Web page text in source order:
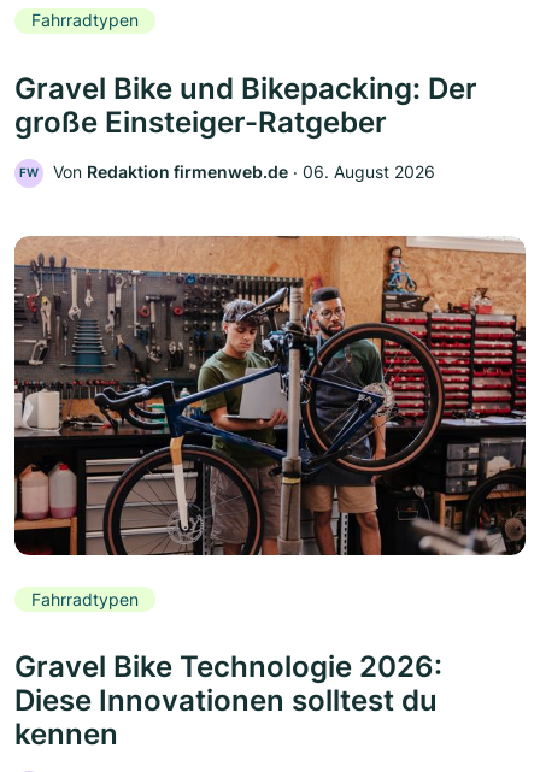
Fahrradtypen
Gravel Bike und Bikepacking: Der
große Einsteiger-Ratgeber
FW Von Redaktion firmenweb.de ‧ 06. August 2026
Fahrradtypen
Gravel Bike Technologie 2026:
Diese Innovationen solltest du
kennen